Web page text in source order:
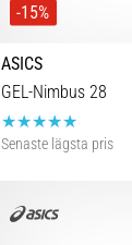
-15%
ASICS
GEL-Nimbus 28
Senaste lägsta pris